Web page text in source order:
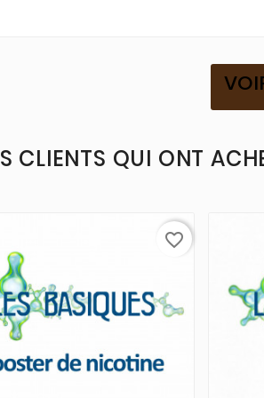
CLIENTS QUI ONT
favorite_border